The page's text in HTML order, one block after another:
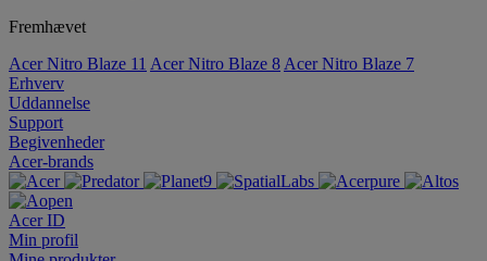
Fremhævet
Acer Nitro Blaze 11 Acer Nitro Blaze 8 Acer Nitro Blaze 7
Erhverv
Uddannelse
Support
Begivenheder
Acer-brands
Acer ID
Min profil